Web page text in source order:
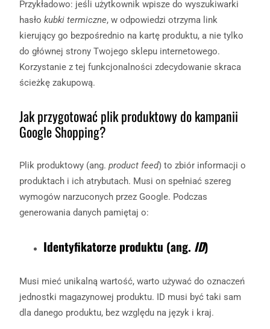
Przykładowo: jeśli użytkownik wpisze do wyszukiwarki
hasło kubki termiczne, w odpowiedzi otrzyma link
kierujący go bezpośrednio na kartę produktu, a nie tylko
do głównej strony Twojego sklepu internetowego.
Korzystanie z tej funkcjonalności zdecydowanie skraca
ścieżkę zakupową.
Jak przygotować plik produktowy do kampanii
Google Shopping?
Plik produktowy (ang. product feed) to zbiór informacji o
produktach i ich atrybutach. Musi on spełniać szereg
wymogów narzuconych przez Google. Podczas
generowania danych pamiętaj o:
Identyfikatorze produktu (ang. ID)
Musi mieć unikalną wartość, warto używać do oznaczeń
jednostki magazynowej produktu. ID musi być taki sam
dla danego produktu, bez względu na język i kraj.